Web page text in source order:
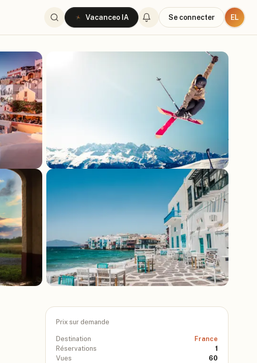
Vacanceo IA Se connecter EL
Prix sur demande
Destination
France
Réservations
1
Vues
60